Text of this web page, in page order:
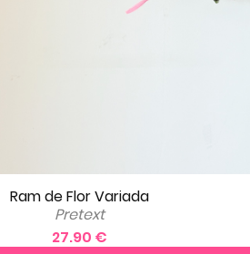
Ram de Flor Variada
Pretext
27.90 €